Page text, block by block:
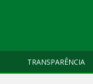
TRANSPARÊNCIA